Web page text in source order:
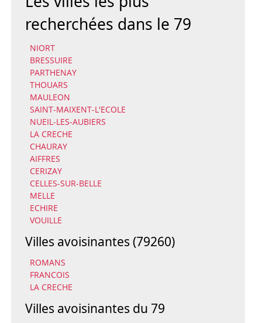
recherchées dans le 79
NIORT
BRESSUIRE
PARTHENAY
THOUARS
MAULEON
SAINT-MAIXENT-L'ECOLE
NUEIL-LES-AUBIERS
LA CRECHE
CHAURAY
AIFFRES
CERIZAY
CELLES-SUR-BELLE
MELLE
ECHIRE
VOUILLE
Villes avoisinantes (79260)
ROMANS
FRANCOIS
LA CRECHE
Villes avoisinantes du 79